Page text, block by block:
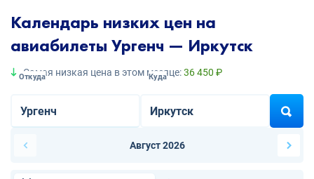
Календарь низких цен на
авиабилеты Ургенч — Иркутск
Самая низкая цена в этом месяце:36 450 ₽
Откуда Куда
Август 2026